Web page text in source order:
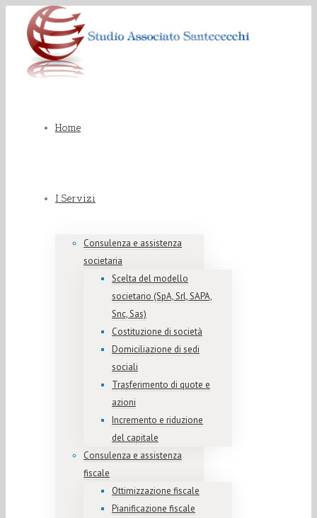
Home
I Servizi
Consulenza e assistenza
societaria
Scelta del modello
societario (SpA, Srl, SAPA,
Snc, Sas)
Costituzione di società
Domiciliazione di sedi
sociali
Trasferimento di quote e
azioni
Incremento e riduzione
del capitale
Consulenza e assistenza
fiscale
Ottimizzazione fiscale
Pianificazione fiscale